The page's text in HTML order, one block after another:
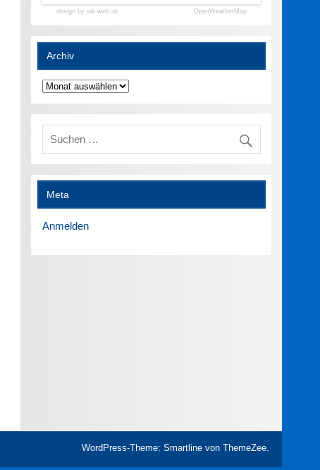
design by siti web ok OpenWeatherMap
Archiv
Archiv
Meta
Anmelden
WordPress-Theme: Smartline von ThemeZee.